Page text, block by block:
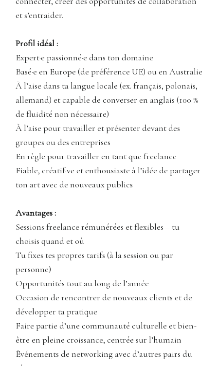
et s’entraider.
Profil idéal :
Expert·e passionné·e dans ton domaine
Basé·e en Europe (de préférence UE) ou en Australie
À l’aise dans ta langue locale (ex. français, polonais,
allemand) et capable de converser en anglais (100 %
de fluidité non nécessaire)
À l’aise pour travailler et présenter devant des
groupes ou des entreprises
En règle pour travailler en tant que freelance
Fiable, créatif·ve et enthousiaste à l’idée de partager
ton art avec de nouveaux publics
Avantages :
Sessions freelance rémunérées et flexibles – tu
choisis quand et où
Tu fixes tes propres tarifs (à la session ou par
personne)
Opportunités tout au long de l’année
Occasion de rencontrer de nouveaux clients et de
développer ta pratique
Faire partie d’une communauté culturelle et bien-
être en pleine croissance, centrée sur l’humain
Événements de networking avec d’autres pairs du